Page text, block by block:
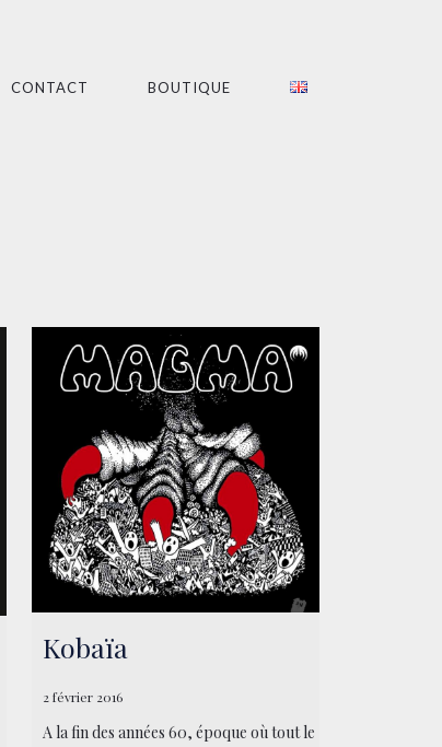
CONTACT BOUTIQUE
Kobaïa
2 février 2016
A la fin des années 60, époque où tout le